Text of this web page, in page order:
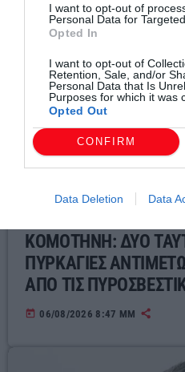
I want to opt-out of
Personal Data for
Opted In
I want to opt-out of
Retention, Sale, and/or
Personal Data that Is
Purposes for which it was
Opted Out
CONFIRM
Data Deletion Data
ΚΟΜΟΤΗΝΗ: ΔΥΟ
ΠΥΡΚΑΓΙΕΣ
ΑΠΟ ΤΙΣ
today 06/08/2026 8:47 ΜΜ